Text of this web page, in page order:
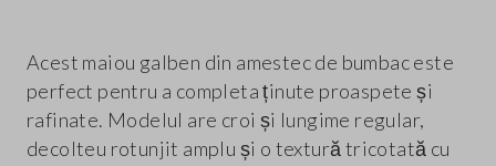
Acest maiou galben din amestec de bumbac este
perfect pentru a completa ținute proaspete și
rafinate. Modelul are croi și lungime regular,
decolteu rotunjit amplu și o textură tricotată cu